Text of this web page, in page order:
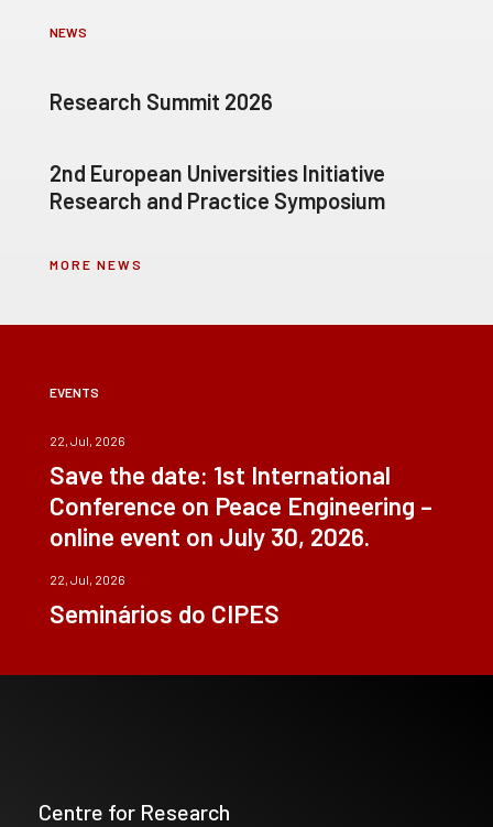
NEWS
Research Summit 2026
2nd European Universities Initiative
Research and Practice Symposium
MORE NEWS
EVENTS
22, Jul, 2026
Save the date: 1st International
Conference on Peace Engineering –
online event on July 30, 2026.
22, Jul, 2026
Seminários do CIPES
Centre for Research